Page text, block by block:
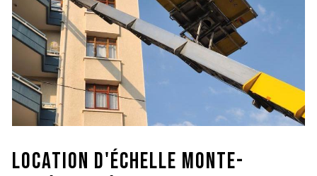
location d'échelle monte-